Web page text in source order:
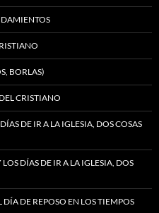
BORLAS)
CRISTIANO
DE IR A LA IGLESIA, DOS COSAS
DÍAS DE IR A LA IGLESIA, DOS
DE REPOSO EN LOS TIEMPOS